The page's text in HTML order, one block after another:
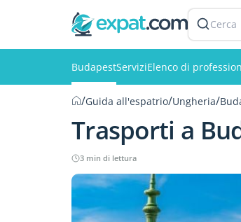
Cerca
BudapestServiziElenco di
/Guida all'espatrio/Ungheria/
Trasporti a
3 min di lettura